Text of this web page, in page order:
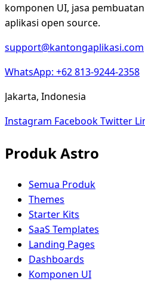
komponen UI, jasa
aplikasi open source.
support@kantongaplikasi.com
WhatsApp: +62 813-9244-2358
Jakarta, Indonesia
Instagram FacebookTwitter
Produk Astro
Semua Produk
Themes
Starter Kits
SaaS Templates
Landing Pages
Dashboards
Komponen UI